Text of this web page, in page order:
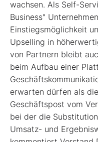
wachsen. Als Self-
Business"
Einstiegsmöglichkeit
Upselling in
von Partnern bleibt
beim Aufbau einer
erwarten dürfen als
Geschäftspost vom
bei der die
Umsatz- und